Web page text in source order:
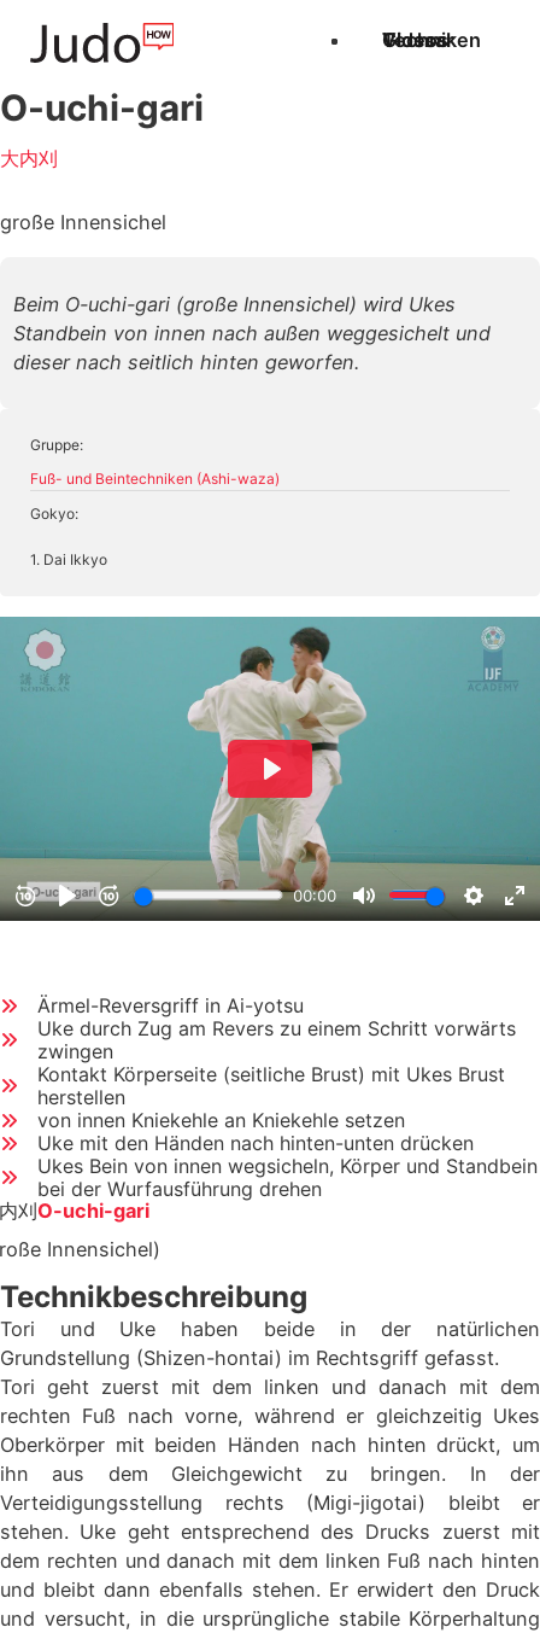
Techniken
Videos
Glossar
O-uchi-gari
大内刈
große Innensichel
Beim O-uchi-gari (große Innensichel) wird Ukes
Standbein von innen nach außen weggesichelt und
dieser nach seitlich hinten geworfen.
Gruppe:
Fuß- und Beintechniken (Ashi-waza)
Gokyo:
1. Dai Ikkyo
Ärmel-Reversgriff in Ai-yotsu
Uke durch Zug am Revers zu einem Schritt vorwärts
zwingen
Kontakt Körperseite (seitliche Brust) mit Ukes Brust
herstellen
von innen Kniekehle an Kniekehle setzen
Uke mit den Händen nach hinten-unten drücken
Ukes Bein von innen wegsicheln, Körper und Standbein
bei der Wurfausführung drehen
刈O-uchi-gari
Innensichel)
Technikbeschreibung
Tori und Uke haben beide in der natürlichen
Grundstellung (Shizen-hontai) im Rechtsgriff gefasst.
Tori geht zuerst mit dem linken und danach mit dem
rechten Fuß nach vorne, während er gleichzeitig Ukes
Oberkörper mit beiden Händen nach hinten drückt, um
ihn aus dem Gleichgewicht zu bringen. In der
Verteidigungsstellung rechts (Migi-jigotai) bleibt er
stehen. Uke geht entsprechend des Drucks zuerst mit
dem rechten und danach mit dem linken Fuß nach hinten
und bleibt dann ebenfalls stehen. Er erwidert den Druck
und versucht, in die ursprüngliche stabile Körperhaltung